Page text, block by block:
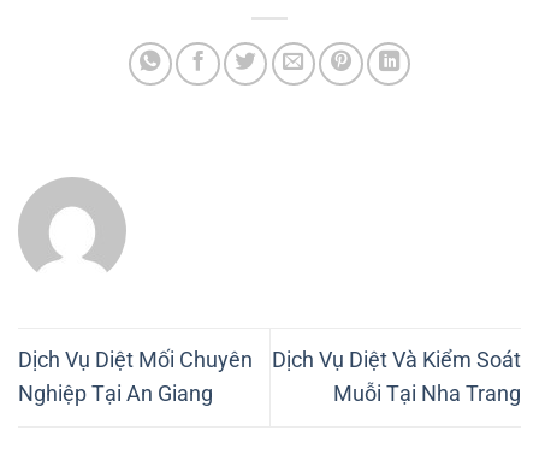
Dịch Vụ Diệt Mối Chuyên
Nghiệp Tại An Giang
Dịch Vụ Diệt Và Kiểm Soát
Muỗi Tại Nha Trang